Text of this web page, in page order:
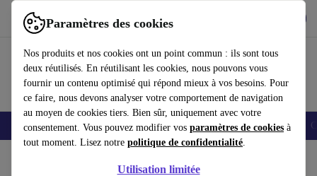
Paramètres des cookies
Nos produits et nos cookies ont un point commun : ils sont tous
deux réutilisés. En réutilisant les cookies, nous pouvons vous
fournir un contenu optimisé qui répond mieux à vos besoins. Pour
ce faire, nous devons analyser votre comportement de navigation
au moyen de cookies tiers. Bien sûr, uniquement avec votre
consentement. Vous pouvez modifier vos paramètres de cookies à
tout moment. Lisez notre politique de confidentialité.
Utilisation limitée
Utilisez refurbed rapidement et facilement
Smartphones Laptops Tablettes Montres connectées Accessoires